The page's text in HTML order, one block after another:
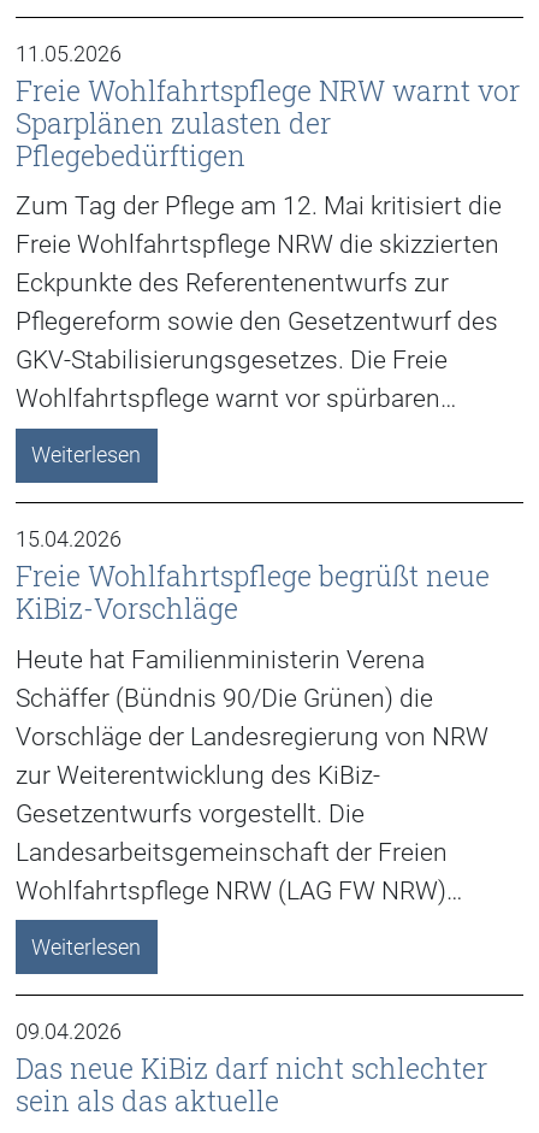
11.05.2026
Freie Wohlfahrtspflege NRW warnt vor
Sparplänen zulasten der
Pflegebedürftigen
Zum Tag der Pflege am 12. Mai kritisiert die
Freie Wohlfahrtspflege NRW die skizzierten
Eckpunkte des Referentenentwurfs zur
Pflegereform sowie den Gesetzentwurf des
GKV-Stabilisierungsgesetzes. Die Freie
Wohlfahrtspflege warnt vor spürbaren…
Weiterlesen
15.04.2026
Freie Wohlfahrtspflege begrüßt neue
KiBiz-Vorschläge
Heute hat Familienministerin Verena
Schäffer (Bündnis 90/Die Grünen) die
Vorschläge der Landesregierung von NRW
zur Weiterentwicklung des KiBiz-
Gesetzentwurfs vorgestellt. Die
Landesarbeitsgemeinschaft der Freien
Wohlfahrtspflege NRW (LAG FW NRW)…
Weiterlesen
09.04.2026
Das neue KiBiz darf nicht schlechter
sein als das aktuelle